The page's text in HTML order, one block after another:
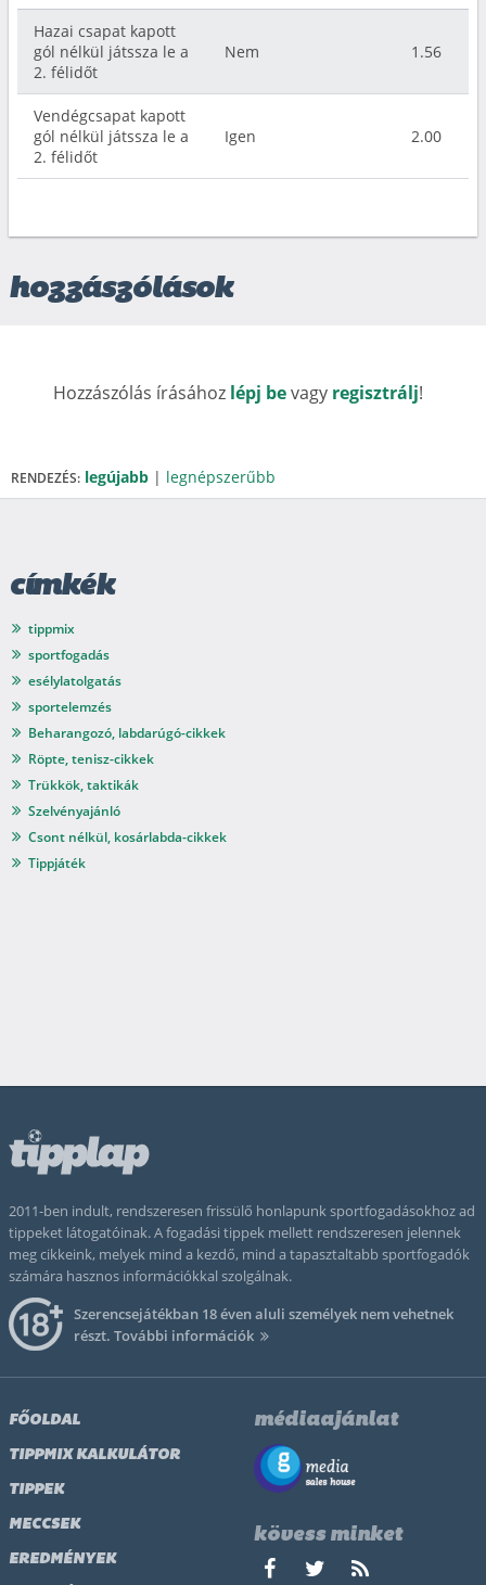
Hazai csapat kapott
gól nélkül játssza le a
2. félidőt
Nem 1.56
Vendégcsapat kapott
gól nélkül játssza le a
2. félidőt
Igen 2.00
hozzászólások
Hozzászólás írásához lépj bevagy regisztrálj!
RENDEZÉS: legújabb | legnépszerűbb
címkék
tippmix
sportfogadás
esélylatolgatás
sportelemzés
Beharangozó, labdarúgó-cikkek
Röpte, tenisz-cikkek
Trükkök, taktikák
Szelvényajánló
Csont nélkül, kosárlabda-cikkek
Tippjáték
2011-ben indult, rendszeresen frissülő honlapunk sportfogadásokhoz ad
tippeket látogatóinak. A fogadási tippek mellett rendszeresen jelennek
meg cikkeink, melyek mind a kezdő, mind a tapasztaltabb sportfogadók
számára hasznos információkkal szolgálnak.
Szerencsejátékban 18 éven aluli személyek nem vehetnek
részt. További információk
FŐOLDAL
TIPPMIX KALKULÁTOR
TIPPEK
MECCSEK
EREDMÉNYEK
médiaajánlat
kövess minket